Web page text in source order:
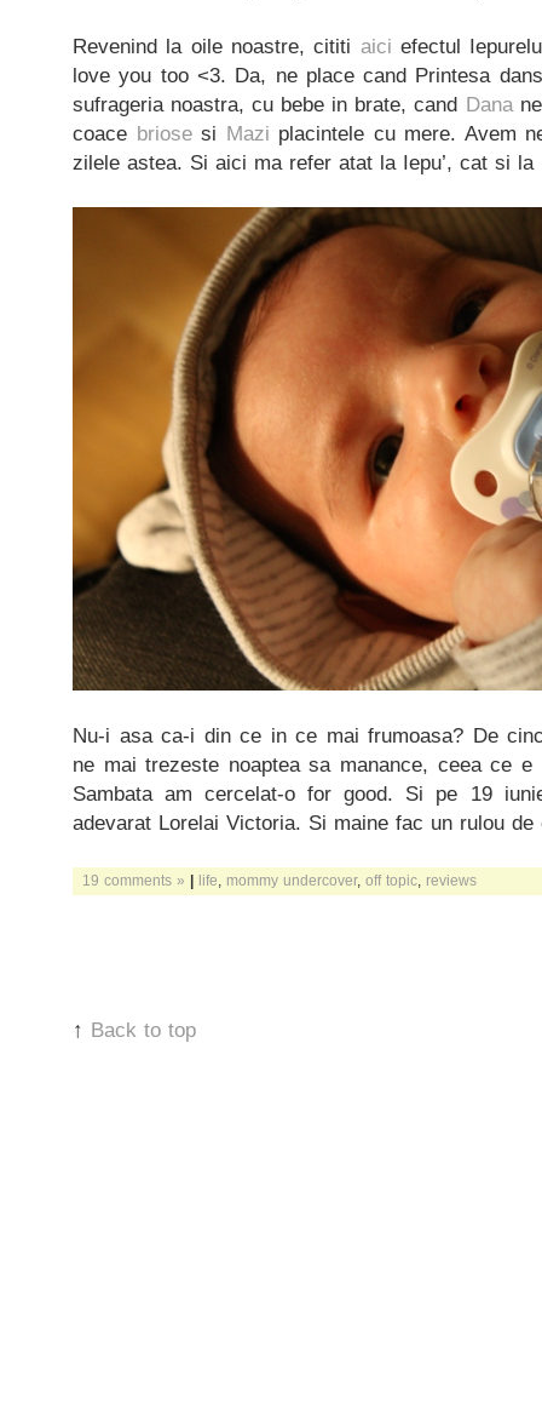
Revenind la oile noastre, cititi aici efectul
love you too <3. Da, ne place cand Printesa
sufrageria noastra, cu bebe in brate, cand Danane
coace briosesi Mazi placintele cu mere. Avem
zilele astea. Si aici ma refer atat la Iepu’, cat si la
Nu-i asa ca-i din ce in ce mai frumoasa? De
ne mai trezeste noaptea sa manance, ceea ce
Sambata am cercelat-o for good. Si pe 19
adevarat Lorelai Victoria. Si maine fac un rulou
19 comments » | life mommy undercover, off topic reviews
↑ Back to top